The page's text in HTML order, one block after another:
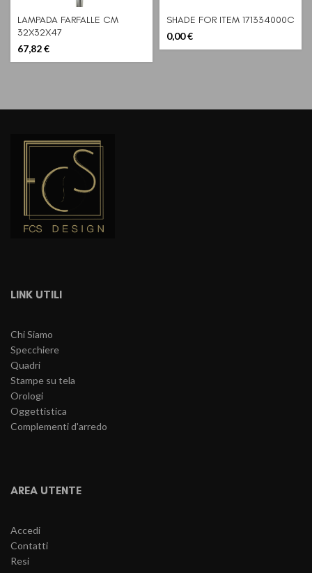
LAMPADA FARFALLE CM
32X32X47
67,82€
SHADE FOR ITEM 171334000C
0,00€
LINK UTILI
Chi Siamo
Specchiere
Quadri
Stampe su tela
Orologi
Oggettistica
Complementi d'arredo
AREA UTENTE
Accedi
Contatti
Resi